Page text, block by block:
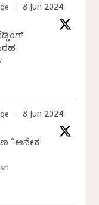
· 8 Jun 2024
· 8 Jun 2024
“ಅನೇಕ